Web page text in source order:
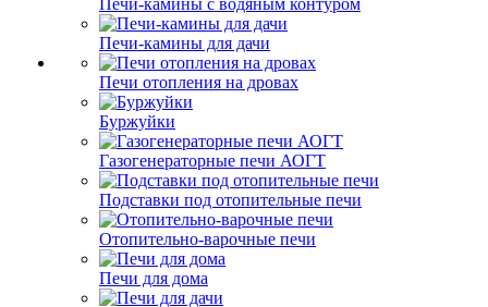
Печи-камины с водяным контуром
Печи-камины для дачи
Печи отопления на дровах
Буржуйки
Газогенераторные печи АОГТ
Подставки под отопительные печи
Отопительно-варочные печи
Печи для дома